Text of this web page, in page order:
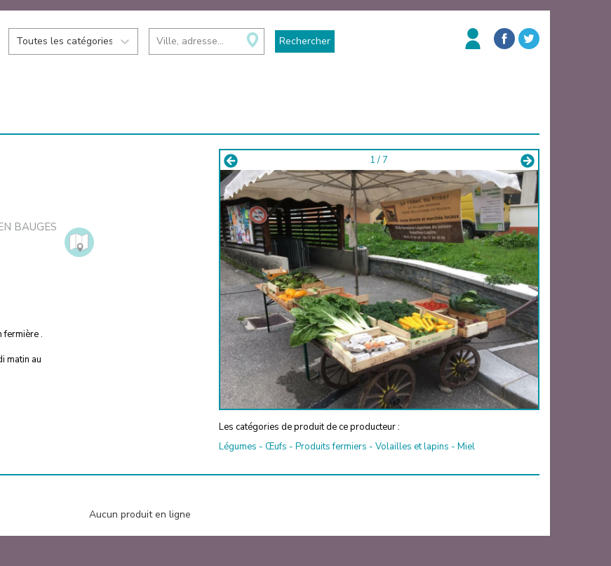
Toutes les catégories Ville, adresse... Rechercher
BAUGES
fermière .
matin au
1 / 7
Les catégories de produit de ce producteur :
Légumes - Œufs - Produits fermiers - Volailles et lapins - Miel
Aucun produit en ligne